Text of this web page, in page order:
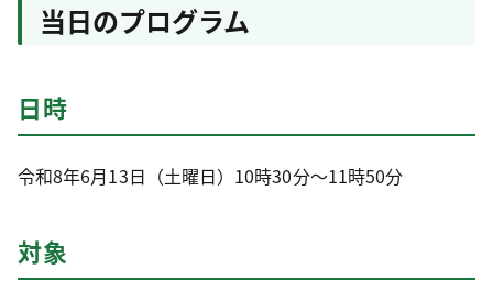
当日のプログラム
日時
令和8年6月13日（土曜日）10時30分～11時50分
対象